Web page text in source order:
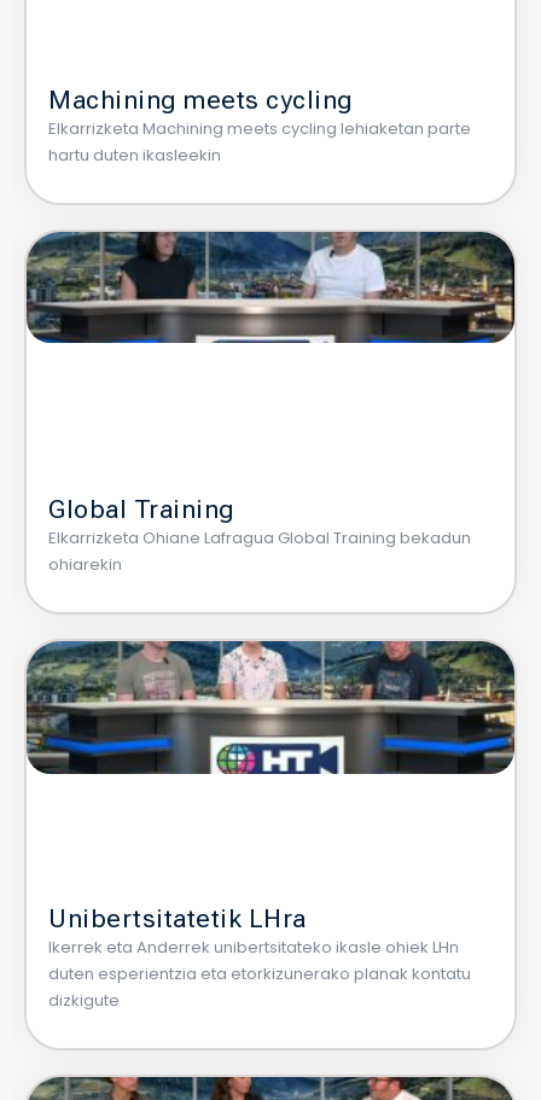
Machining meets cycling
Elkarrizketa Machining meets cycling lehiaketan parte
hartu duten ikasleekin
Global Training
Elkarrizketa Ohiane Lafragua Global Training bekadun
ohiarekin
Unibertsitatetik LHra
Ikerrek eta Anderrek unibertsitateko ikasle ohiek LHn
duten esperientzia eta etorkizunerako planak kontatu
dizkigute